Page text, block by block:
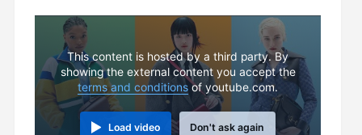
This content is hosted by a third party. By
showing the external content you accept the
terms and conditionsof youtube.com.
Load video Don't ask again